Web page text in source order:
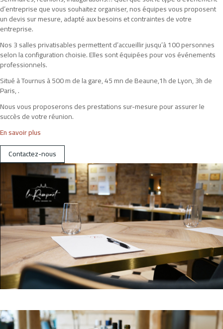
Le pub
La brasserie
Événements privés ou professionels
Nos offres
Offres d'emploi
d’entreprise que vous souhaitez organiser, nos équipes vous proposent
un devis sur mesure, adapté aux besoins et contraintes de votre
entreprise.
Nos 3 salles privatisables permettent d’accueillir jusqu’à 100 personnes
selon la configuration choisie. Elles sont équipées pour vos événements
professionnels.
Situé à Tournus à 500 m de la gare, 45 mn de Beaune,1h de Lyon, 3h de
Paris, .
Nous vous proposerons des prestations sur-mesure pour assurer le
succès de votre réunion.
En savoir plus
Contactez-nous